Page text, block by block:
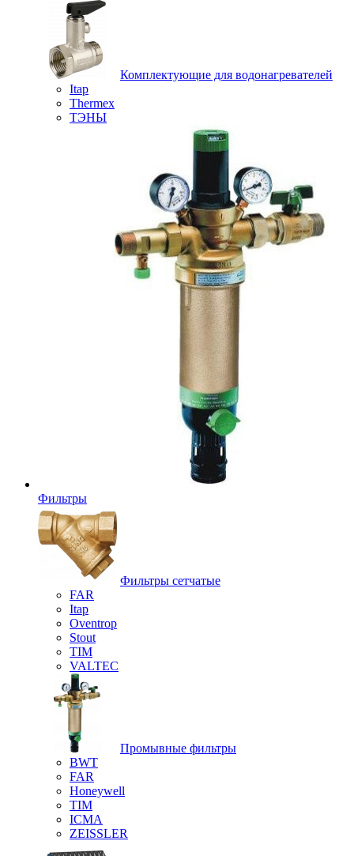
Комплектующие для водонагревателей
Itap
Thermex
ТЭНЫ
Фильтры
Фильтры сетчатые
FAR
Itap
Oventrop
Stout
TIM
VALTEC
Промывные фильтры
BWT
FAR
Honeywell
TIM
ICMA
ZEISSLER